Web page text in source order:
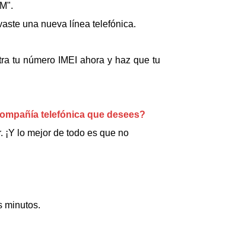
una nueva línea telefónica.
tu número IMEI ahora y haz que tu
telefónica que desees?
lo mejor de todo es que no
minutos.